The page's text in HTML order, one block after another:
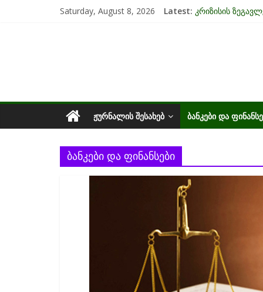
Saturday, August 8, 2026 Latest: კრიზისის
EU-ის
უძრავი
ᲟᲣᲠᲜᲐᲚᲘᲡ ᲨᲔᲡᲐᲮᲔᲑ ᲑᲐᲜᲙᲔᲑᲘ ᲓᲐ
ბანკები და ფინანსები